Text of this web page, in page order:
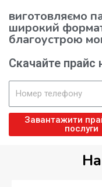
виготовляємо
широкий
благоустрою
Скачайте прайс
Завантажити
послуги